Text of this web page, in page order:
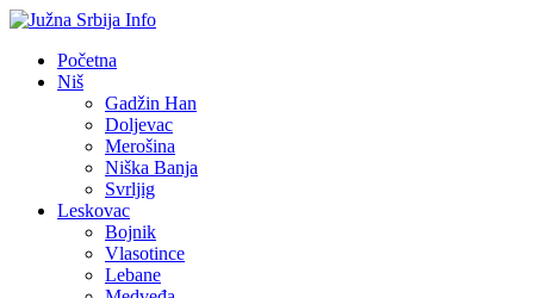
Početna
Niš
Gadžin Han
Doljevac
Merošina
Niška Banja
Svrljig
Leskovac
Bojnik
Vlasotince
Lebane